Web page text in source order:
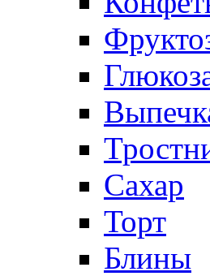
Сахар
Торт
Блины